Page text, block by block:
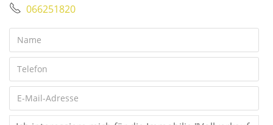
066251820